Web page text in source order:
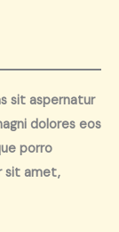
sit aspernatur
dolores eos
porro
sit amet,